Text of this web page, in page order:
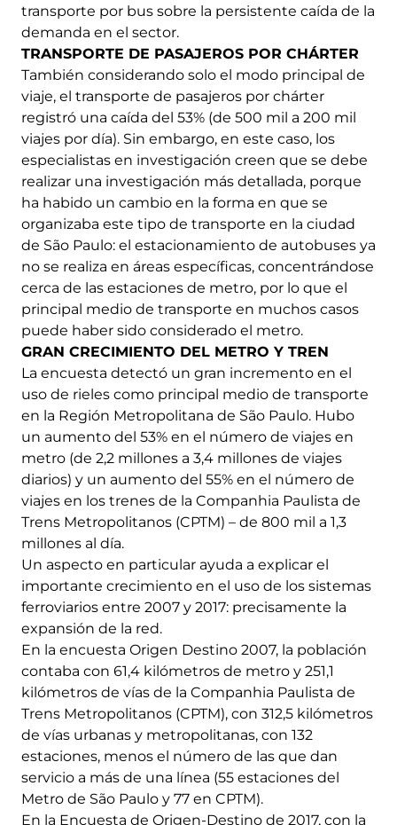
transporte por bus sobre la persistente caída de la
demanda en el sector.
TRANSPORTE DE PASAJEROS POR CHÁRTER
También considerando solo el modo principal de
viaje, el transporte de pasajeros por chárter
registró una caída del 53% (de 500 mil a 200 mil
viajes por día). Sin embargo, en este caso, los
especialistas en investigación creen que se debe
realizar una investigación más detallada, porque
ha habido un cambio en la forma en que se
organizaba este tipo de transporte en la ciudad
de São Paulo: el estacionamiento de autobuses ya
no se realiza en áreas específicas, concentrándose
cerca de las estaciones de metro, por lo que el
principal medio de transporte en muchos casos
puede haber sido considerado el metro.
GRAN CRECIMIENTO DEL METRO Y TREN
La encuesta detectó un gran incremento en el
uso de rieles como principal medio de transporte
en la Región Metropolitana de São Paulo. Hubo
un aumento del 53% en el número de viajes en
metro (de 2,2 millones a 3,4 millones de viajes
diarios) y un aumento del 55% en el número de
viajes en los trenes de la Companhia Paulista de
Trens Metropolitanos (CPTM) – de 800 mil a 1,3
millones al día.
Un aspecto en particular ayuda a explicar el
importante crecimiento en el uso de los sistemas
ferroviarios entre 2007 y 2017: precisamente la
expansión de la red.
En la encuesta Origen Destino 2007, la población
contaba con 61,4 kilómetros de metro y 251,1
kilómetros de vías de la Companhia Paulista de
Trens Metropolitanos (CPTM), con 312,5 kilómetros
de vías urbanas y metropolitanas, con 132
estaciones, menos el número de las que dan
servicio a más de una línea (55 estaciones del
Metro de São Paulo y 77 en CPTM).
En la Encuesta de Origen-Destino de 2017, con la